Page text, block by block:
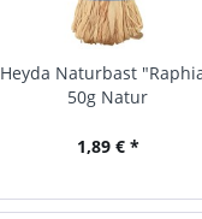
Heyda Naturbast
50g Natur
1,89 € *